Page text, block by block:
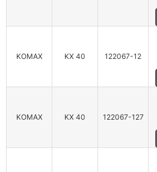
KOMAX KX 40 122067-12
KOMAX KX 40 122067-127